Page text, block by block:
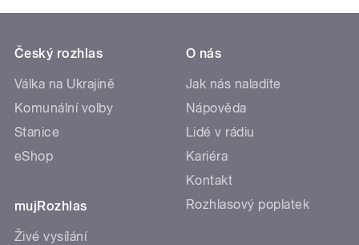
Český rozhlas
Válka na Ukrajině
Komunální volby
Stanice
eShop
mujRozhlas
Živé vysílání
O nás
Jak nás naladíte
Nápověda
Lidé v rádiu
Kariéra
Kontakt
Rozhlasový poplatek